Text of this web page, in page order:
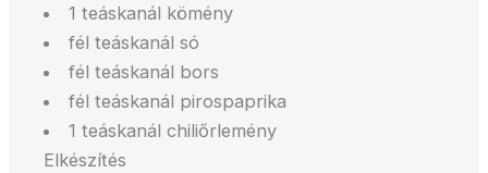
1 teáskanál kömény
fél teáskanál só
fél teáskanál bors
fél teáskanál pirospaprika
1 teáskanál chiliőrlemény
Elkészítés